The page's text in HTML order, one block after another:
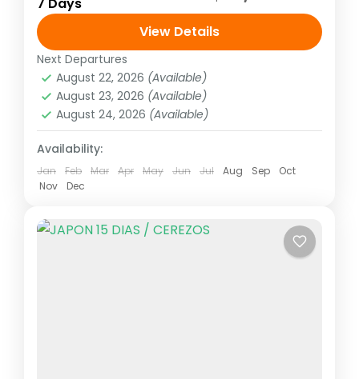
Todos los Martes o viernes o lunes
(garantizadas con un mínimo de dos
personas adultas) hasta el de marzo...
Asia,Asia del extremo oriente
1 Person
View Details
Next Departures
August 22, 2026 (Available)
August 23, 2026 (Available)
August 24, 2026 (Available)
Availability:
Jan Feb Mar Apr May Jun Jul Aug Sep
Oct
Nov
Dec